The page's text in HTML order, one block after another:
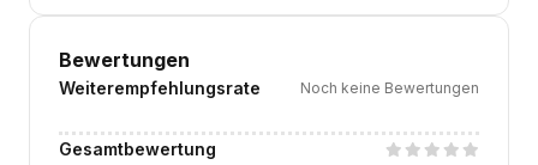
Bewertungen
Weiterempfehlungsrate Noch keine Bewertungen
Gesamtbewertung